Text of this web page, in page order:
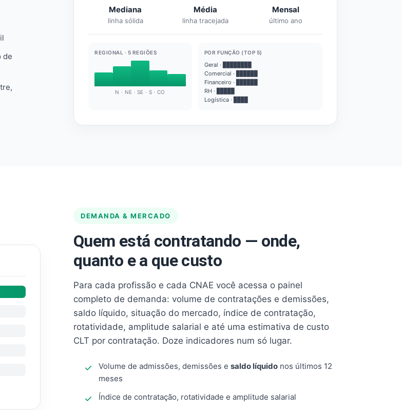
de
Mediana
linha sólida
Média
linha tracejada
Mensal
último ano
REGIONAL · 5 REGIÕES
N · NE · SE · S · CO
POR FUNÇÃO (TOP 5)
Geral · ████████
Comercial · ██████
Financeiro · ██████
RH · █████
Logística · ████
DEMANDA & MERCADO
Quem está contratando — onde,
quanto e a que custo
Para cada profissão e cada CNAE você acessa o painel
completo de demanda: volume de contratações e demissões,
saldo líquido, situação do mercado, índice de contratação,
rotatividade, amplitude salarial e até uma estimativa de custo
CLT por contratação. Doze indicadores num só lugar.
Volume de admissões, demissões e saldo líquido nos últimos 12
meses
Índice de contratação, rotatividade e amplitude salarial